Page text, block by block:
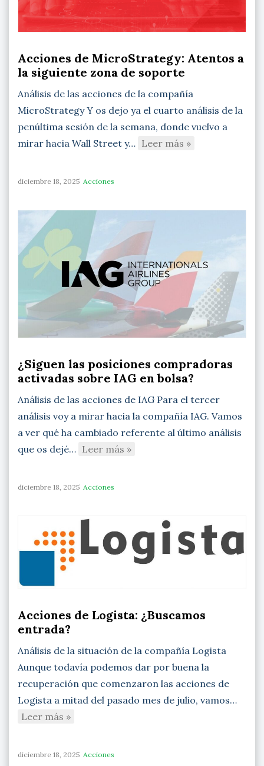
Acciones de MicroStrategy: Atentos a
la siguiente zona de soporte
Análisis de las acciones de la compañía
MicroStrategy Y os dejo ya el cuarto análisis de la
penúltima sesión de la semana, donde vuelvo a
mirar hacia Wall Street y… Leer más »
diciembre 18, 2025 Acciones
¿Siguen las posiciones compradoras
activadas sobre IAG en bolsa?
Análisis de las acciones de IAG Para el tercer
análisis voy a mirar hacia la compañía IAG. Vamos
a ver qué ha cambiado referente al último análisis
que os dejé… Leer más »
diciembre 18, 2025 Acciones
Acciones de Logista: ¿Buscamos
entrada?
Análisis de la situación de la compañía Logista
Aunque todavía podemos dar por buena la
recuperación que comenzaron las acciones de
Logista a mitad del pasado mes de julio, vamos…
Leer más »
diciembre 18, 2025 Acciones